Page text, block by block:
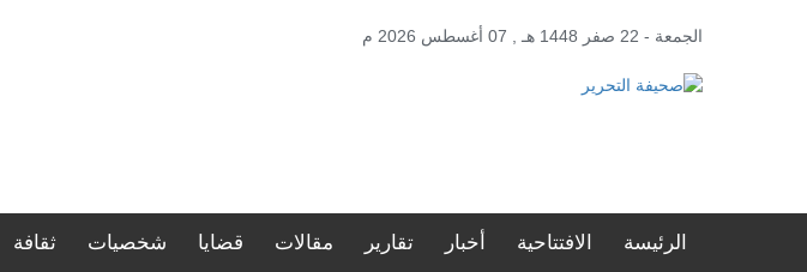
الجمعة - 22 صفر 1448 هـ , 07 أغسطس 2026 م
الرئيسة الافتتاحية أخبار تقارير مقالات قضايا شخصيات ثقافة